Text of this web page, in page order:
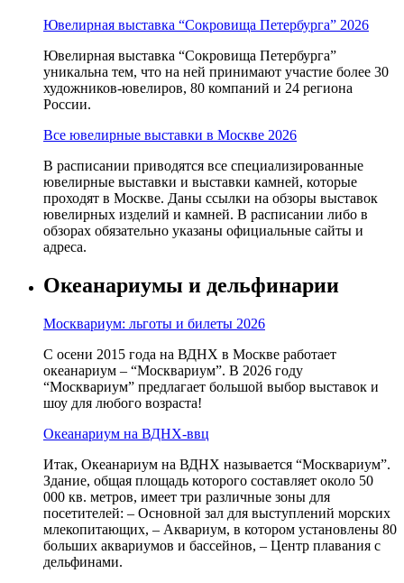
Ювелирная выставка “Сокровища Петербурга” 2026
Ювелирная выставка “Сокровища Петербурга”
уникальна тем, что на ней принимают участие более 30
художников-ювелиров, 80 компаний и 24 региона
России.
Все ювелирные выставки в Москве 2026
В расписании приводятся все специализированные
ювелирные выставки и выставки камней, которые
проходят в Москве. Даны ссылки на обзоры выставок
ювелирных изделий и камней. В расписании либо в
обзорах обязательно указаны официальные сайты и
адреса.
Океанариумы и дельфинарии
Москвариум: льготы и билеты 2026
С осени 2015 года на ВДНХ в Москве работает
океанариум – “Москвариум”. В 2026 году
“Москвариум” предлагает большой выбор выставок и
шоу для любого возраста!
Океанариум на ВДНХ-ввц
Итак, Океанариум на ВДНХ называется “Москвариум”.
Здание, общая площадь которого составляет около 50
000 кв. метров, имеет три различные зоны для
посетителей: – Основной зал для выступлений морских
млекопитающих, – Аквариум, в котором установлены 80
больших аквариумов и бассейнов, – Центр плавания с
дельфинами.